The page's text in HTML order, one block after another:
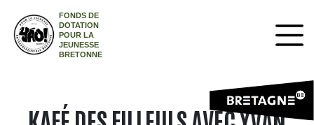
FONDS DE
DOTATION
POUR LA
JEUNESSE
BRETONNE